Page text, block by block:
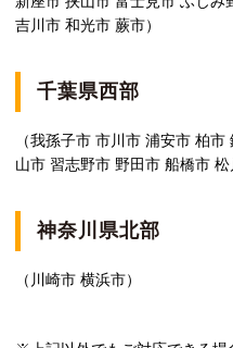
吉川市 和光市 蕨市）
千葉県西部
（我孫子市 市川市 浦安市 柏
山市 習志野市 野田市 船橋市 松
神奈川県北部
（川崎市 横浜市）